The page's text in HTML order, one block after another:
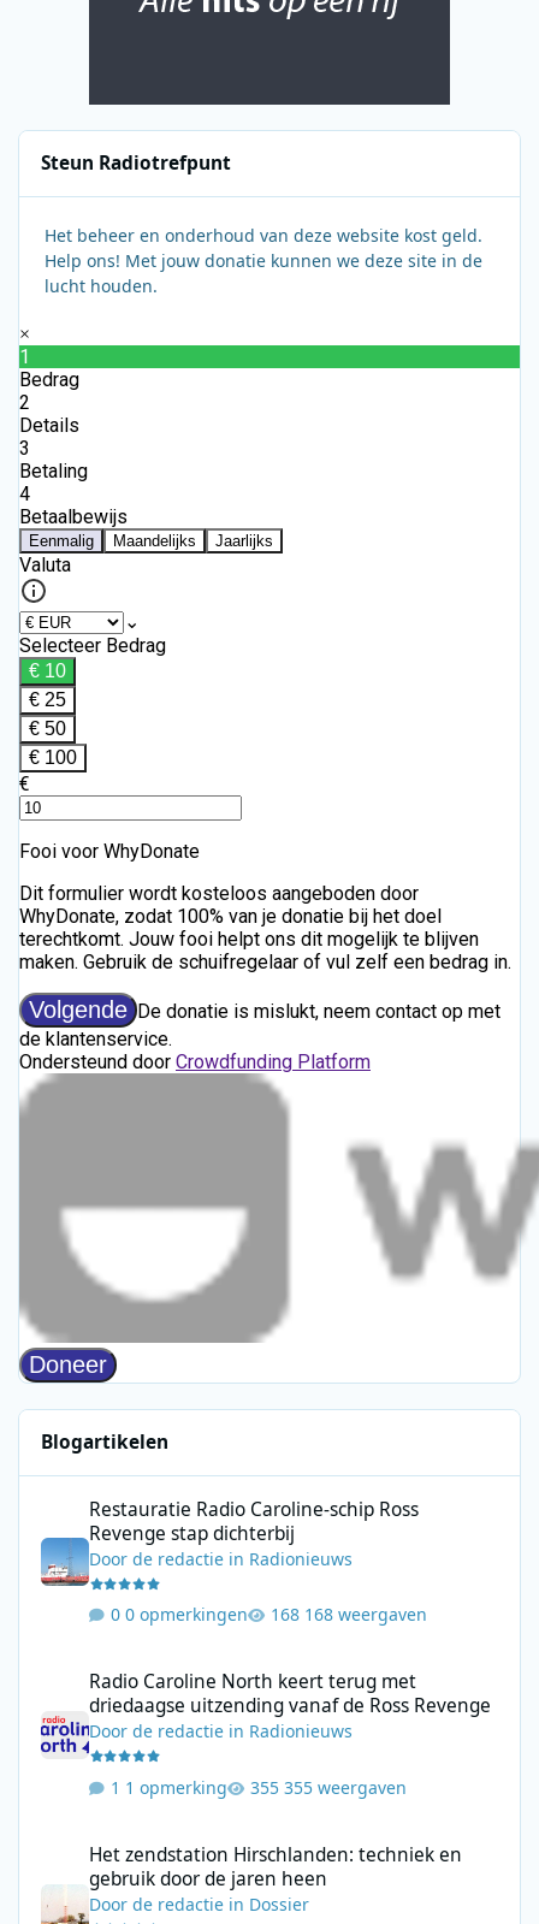
Steun Radiotrefpunt
Het beheer en onderhoud van deze website kost geld.
Help ons! Met jouw donatie kunnen we deze site in de
lucht houden.
Blogartikelen
Restauratie Radio Caroline-schip Ross
Revenge stap dichterbij
Doorde redactie in Radionieuws
0 opmerkingen 168 weergaven
Radio Caroline North keert terug met
driedaagse uitzending vanaf de Ross Revenge
Doorde redactie in Radionieuws
1 opmerking 355 weergaven
Het zendstation Hirschlanden: techniek en
gebruik door de jaren heen
Doorde redactie in Dossier